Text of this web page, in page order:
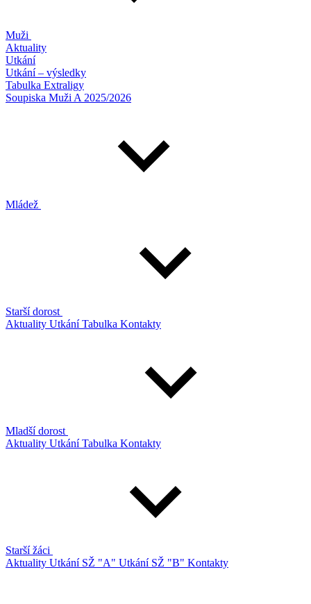
Muži
Aktuality
Utkání
Utkání – výsledky
Tabulka Extraligy
Soupiska Muži A 2025/2026
Mládež
Starší dorost
Aktuality UtkáníTabulka Kontakty
Mladší dorost
Aktuality UtkáníTabulka Kontakty
Starší žáci
Aktuality Utkání SŽ "A" Utkání SŽ "B" Kontakty